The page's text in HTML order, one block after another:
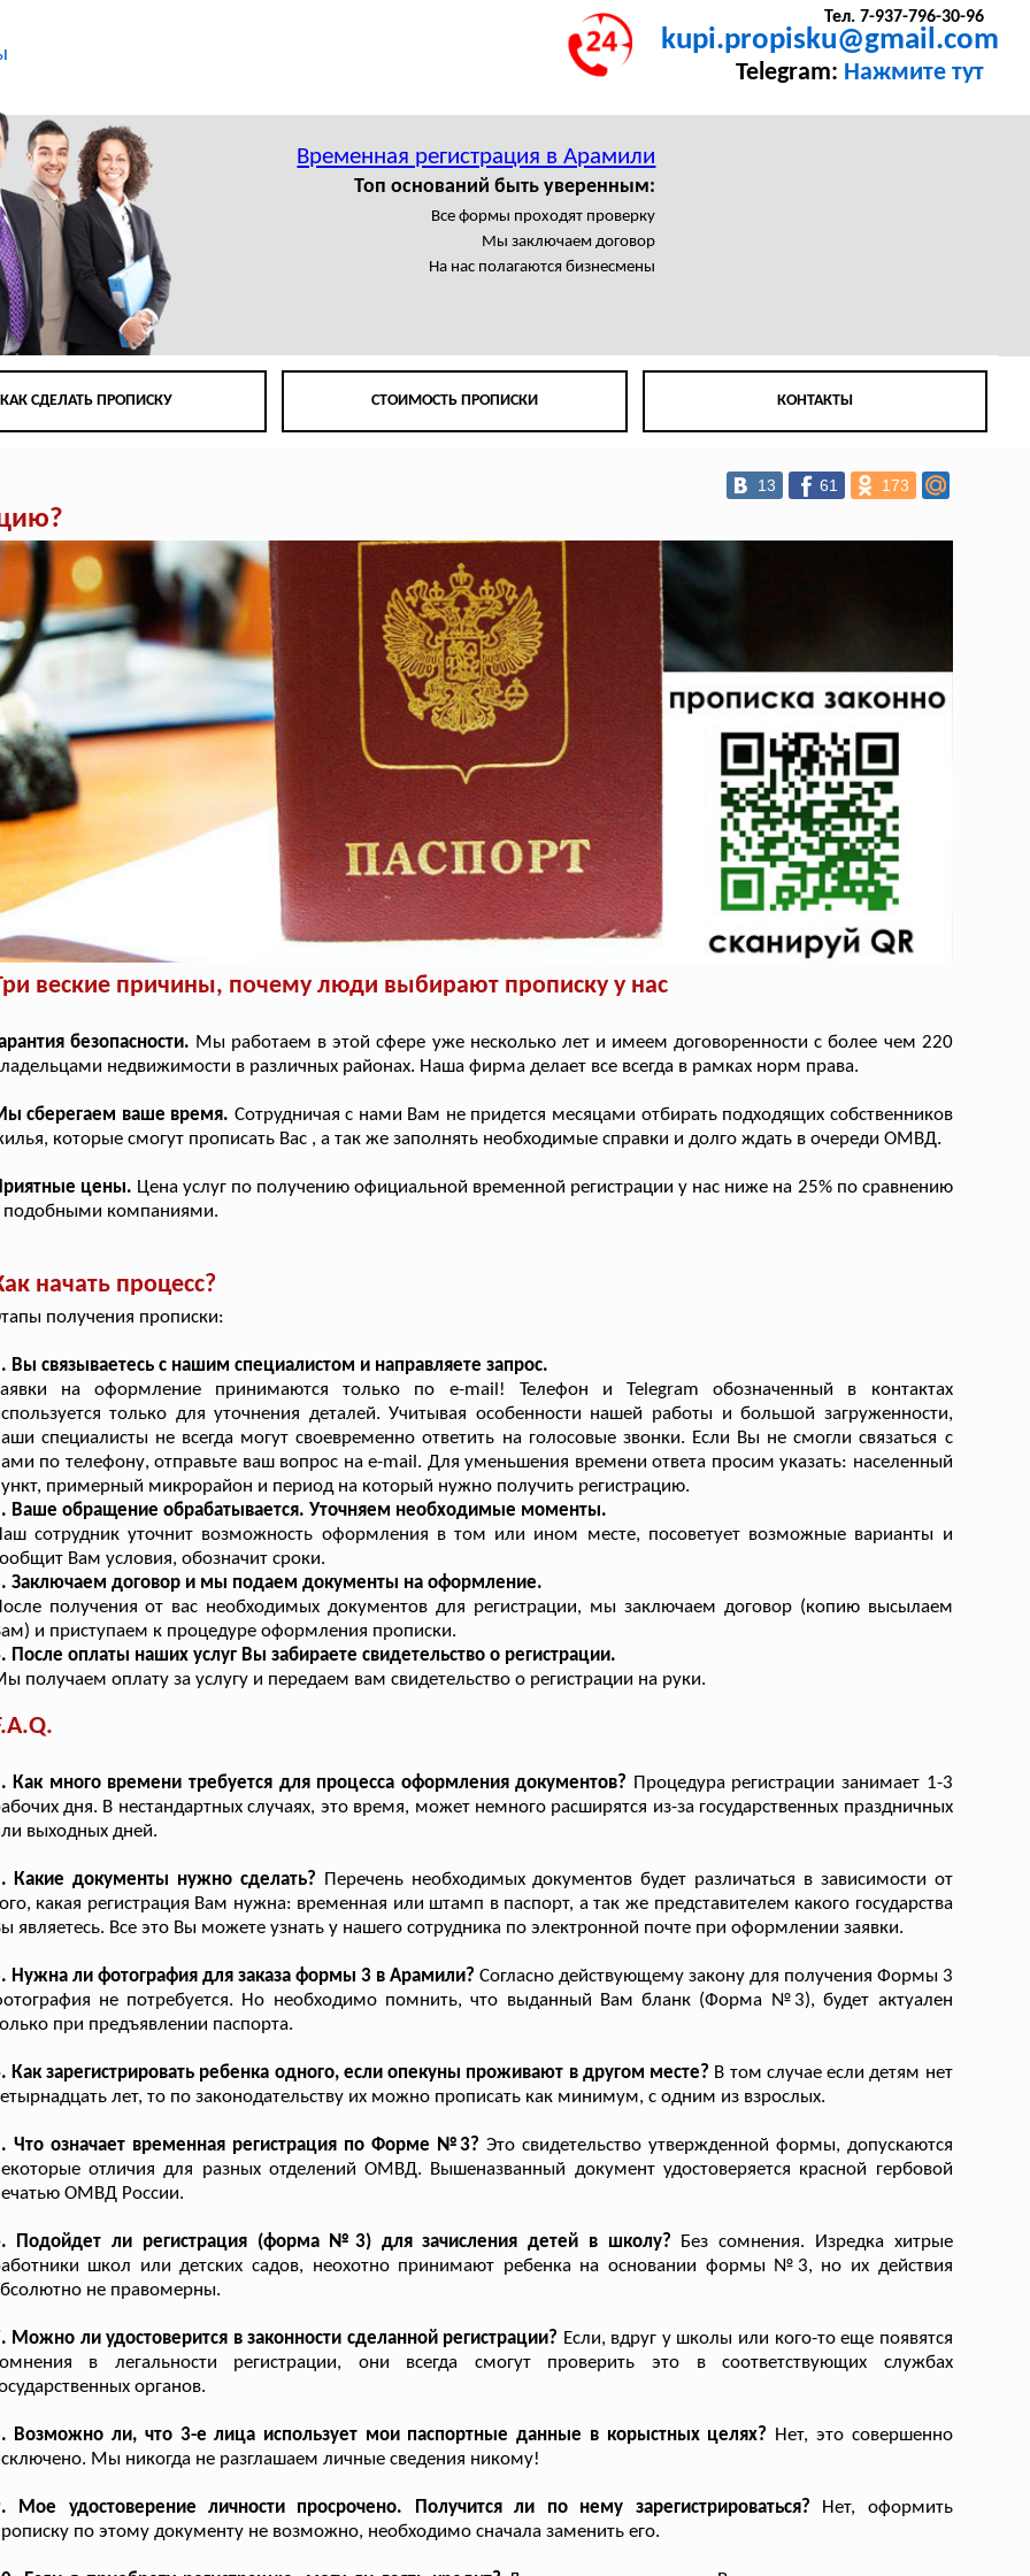
Тел. 7-937-796-30-96
kupi.propisku@gmail.com
Telegram: Нажмите тут
Временная регистрация в Арамили
Топ оснований быть уверенным:
Все формы проходят проверку
Мы заключаем договор
На нас полагаются бизнесмены
КАК СДЕЛАТЬ ПРОПИСКУ СТОИМОСТЬ ПРОПИСКИ КОНТАКТЫ
13 61 173
веские причины, почему люди выбирают прописку у нас
безопасности. Мы работаем в этой сфере уже несколько лет и имеем договоренности с более чем 220
недвижимости в различных районах. Наша фирма делает все всегда в рамках норм права.
сберегаем ваше время. Сотрудничая с нами Вам не придется месяцами отбирать подходящих собственников
которые смогут прописать Вас , а так же заполнять необходимые справки и долго ждать в очереди ОМВД.
цены. Цена услуг по получению официальной временной регистрации у нас ниже на 25% по сравнению
подобными компаниями.
начать процесс?
получения прописки:
Вы связываетесь с нашим специалистом и направляете запрос.
на оформление принимаются только по e-mail! Телефон и Telegram обозначенный в контактах
только для уточнения деталей. Учитывая особенности нашей работы и большой загруженности,
специалисты не всегда могут своевременно ответить на голосовые звонки. Если Вы не смогли связаться с
по телефону, отправьте ваш вопрос на e-mail. Для уменьшения времени ответа просим указать: населенный
примерный микрорайон и период на который нужно получить регистрацию.
Ваше обращение обрабатывается. Уточняем необходимые моменты.
сотрудник уточнит возможность оформления в том или ином месте, посоветует возможные варианты и
Вам условия, обозначит сроки.
Заключаем договор и мы подаем документы на оформление.
получения от вас необходимых документов для регистрации, мы заключаем договор (копию высылаем
и приступаем к процедуре оформления прописки.
После оплаты наших услуг Вы забираете свидетельство о регистрации.
получаем оплату за услугу и передаем вам свидетельство о регистрации на руки.
Как много времени требуется для процесса оформления документов? Процедура регистрации занимает 1-3
дня. В нестандартных случаях, это время, может немного расширятся из-за государственных праздничных
выходных дней.
Какие документы нужно сделать? Перечень необходимых документов будет различаться в зависимости от
какая регистрация Вам нужна: временная или штамп в паспорт, а так же представителем какого государства
являетесь. Все это Вы можете узнать у нашего сотрудника по электронной почте при оформлении заявки.
Нужна ли фотография для заказа формы 3 в Арамили? Согласно действующему закону для получения Формы 3
не потребуется. Но необходимо помнить, что выданный Вам бланк (Форма №3), будет актуален
при предъявлении паспорта.
Как зарегистрировать ребенка одного, если опекуны проживают в другом месте? В том случае если детям нет
лет, то по законодательству их можно прописать как минимум, с одним из взрослых.
Что означает временная регистрация по Форме №3? Это свидетельство утвержденной формы, допускаются
отличия для разных отделений ОМВД. Вышеназванный документ удостоверяется красной гербовой
ОМВД России.
Подойдет ли регистрация (форма №3) для зачисления детей в школу? Без сомнения. Изредка хитрые
школ или детских садов, неохотно принимают ребенка на основании формы №3, но их действия
не правомерны.
Можно ли удостоверится в законности сделанной регистрации? Если, вдруг у школы или кого-то еще появятся
в легальности регистрации, они всегда смогут проверить это в соответствующих службах
органов.
Возможно ли, что 3-е лица использует мои паспортные данные в корыстных целях? Нет, это совершенно
Мы никогда не разглашаем личные сведения никому!
Мое удостоверение личности просрочено. Получится ли по нему зарегистрироваться? Нет, оформить
по этому документу не возможно, необходимо сначала заменить его.